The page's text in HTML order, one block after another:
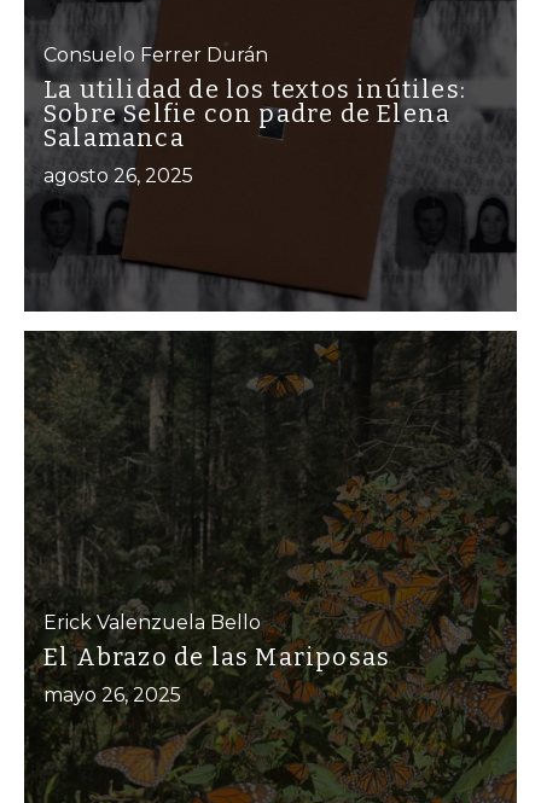
Consuelo Ferrer Durán
La utilidad de los textos inútiles:
Sobre Selfie con padre de Elena
Salamanca
agosto 26, 2025
Erick Valenzuela Bello
El Abrazo de las Mariposas
mayo 26, 2025